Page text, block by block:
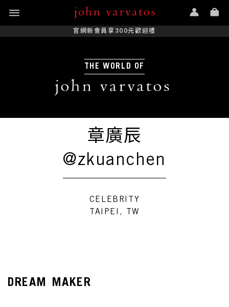
官網新會員享300元歡迎禮
THE WORLD OF
章廣辰
@zkuanchen
CELEBRITY
TAIPEI, TW
DREAM MAKER